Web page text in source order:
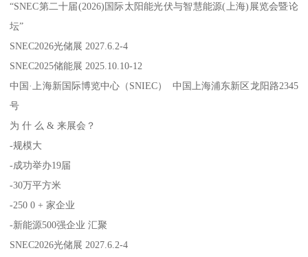
“SNEC第二十届(2026)国际太阳能光伏与智慧能源(上海)展览会暨论
坛”
SNEC2026光储展 2027.6.2-4
SNEC2025储能展 2025.10.10-12
中国·上海新国际博览中心（SNIEC） 中国上海浦东新区龙阳路2345
号
为 什 么 & 来展会？
-规模大
-成功举办19届
-30万平方米
-250 0 + 家企业
-新能源500强企业 汇聚
SNEC2026光储展 2027.6.2-4